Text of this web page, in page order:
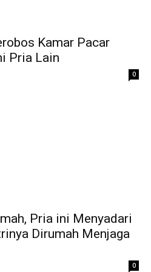
Kamar Pacar
Pria Lain
0
Pria ini Menyadari
Dirumah Menjaga
0